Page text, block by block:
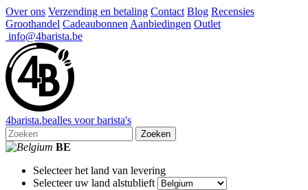
Over ons Verzending en betaling Contact Blog Recensies
Groothandel Cadeaubonnen Aanbiedingen Outlet
info@4barista.be
4barista.bealles voor barista's
Zoeken
BE
Selecteer het land van levering
Selecteer uw land alstublieft